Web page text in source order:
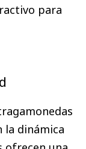
para
la dinámica